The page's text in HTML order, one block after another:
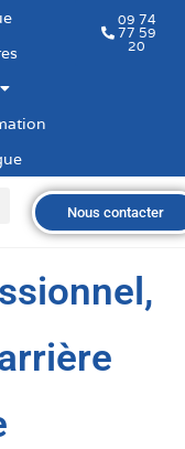
09 74
77 59
20
Nous contacter